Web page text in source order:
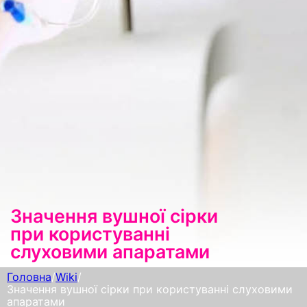
Значення вушної сірки
при користуванні
слуховими апаратами
Головна/Wiki/
Значення вушної сірки при користуванні слуховими
апаратами